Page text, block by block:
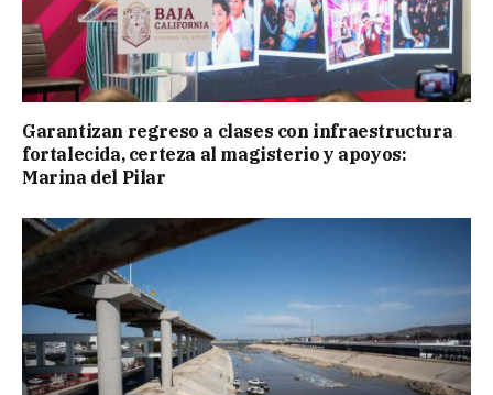
Garantizan regreso a clases con infraestructura
fortalecida, certeza al magisterio y apoyos:
Marina del Pilar